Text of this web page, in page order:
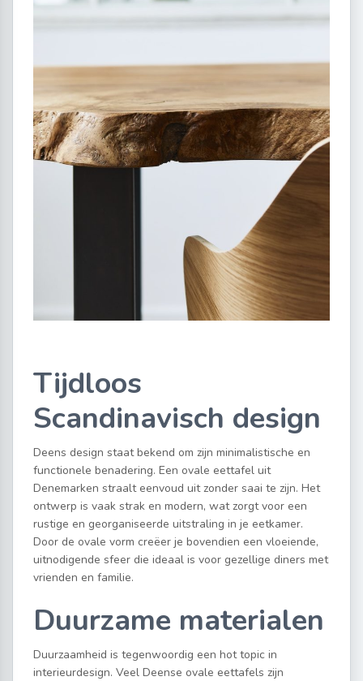
Tijdloos
Scandinavisch design
Deens design staat bekend om zijn minimalistische en
functionele benadering. Een ovale eettafel uit
Denemarken straalt eenvoud uit zonder saai te zijn. Het
ontwerp is vaak strak en modern, wat zorgt voor een
rustige en georganiseerde uitstraling in je eetkamer.
Door de ovale vorm creëer je bovendien een vloeiende,
uitnodigende sfeer die ideaal is voor gezellige diners met
vrienden en familie.
Duurzame materialen
Duurzaamheid is tegenwoordig een hot topic in
interieurdesign. Veel Deense ovale eettafels zijn